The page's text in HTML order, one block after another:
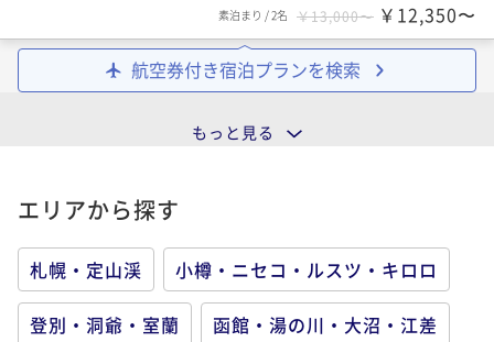
素泊まり /2名 ￥13,000〜 ￥12,350〜
航空券付き宿泊プランを検索
もっと見る
エリアから探す
札幌・定山渓 小樽・ニセコ・ルスツ・キロロ
登別・洞爺・室蘭 函館・湯の川・大沼・江差